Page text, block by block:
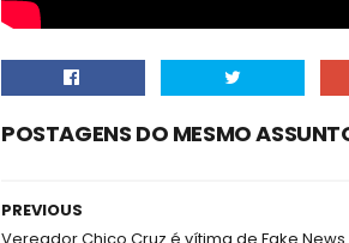
POSTAGENS DO MESMO
PREVIOUS